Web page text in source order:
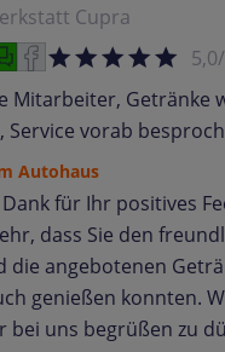
Cupra
Mitarbeiter, Getränke
Service vorab
Autohaus
für Ihr positives
dass Sie den
die angebotenen
genießen konnten.
bei uns begrüßen zu